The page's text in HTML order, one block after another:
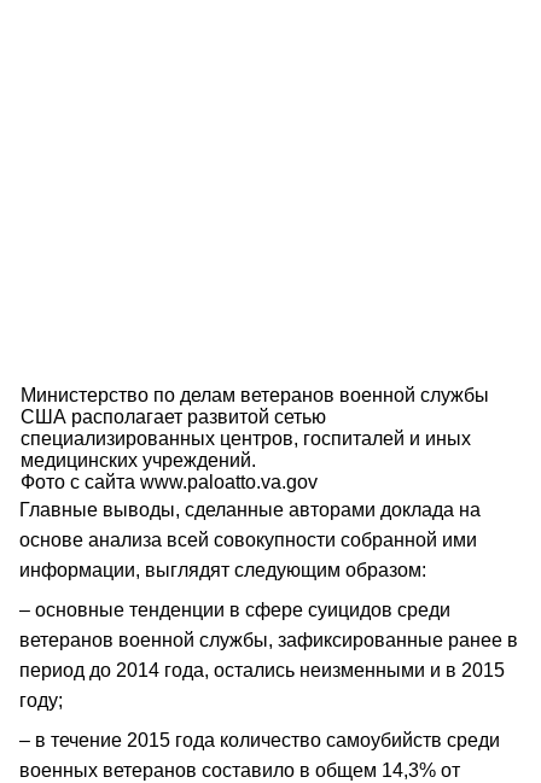
Министерство по делам ветеранов военной службы
США располагает развитой сетью
специализированных центров, госпиталей и иных
медицинских учреждений.
Фото с сайта www.paloatto.va.gov
Главные выводы, сделанные авторами доклада на
основе анализа всей совокупности собранной ими
информации, выглядят следующим образом:
– основные тенденции в сфере суицидов среди
ветеранов военной службы, зафиксированные ранее в
период до 2014 года, остались неизменными и в 2015
году;
– в течение 2015 года количество самоубийств среди
военных ветеранов составило в общем 14,3% от